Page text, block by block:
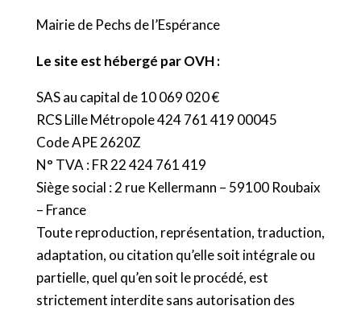
Mairie de Pechs de l’Espérance
Le site est hébergé par OVH :
SAS au capital de 10 069 020 €
RCS Lille Métropole 424 761 419 00045
Code APE 2620Z
N° TVA : FR 22 424 761 419
Siège social : 2 rue Kellermann – 59100 Roubaix
– France
Toute reproduction, représentation, traduction,
adaptation, ou citation qu’elle soit intégrale ou
partielle, quel qu’en soit le procédé, est
strictement interdite sans autorisation des